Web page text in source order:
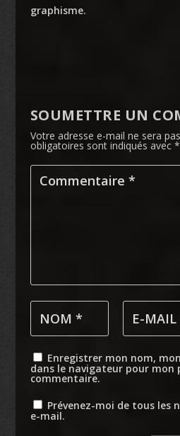
graphisme.
SOUMETTRE UN
Votre adresse e-mail ne sera
obligatoires sont indiqués avec *
Enregistrer mon nom,
dans le navigateur pour mon
commentaire.
Prévenez-moi de tous les
e-mail.